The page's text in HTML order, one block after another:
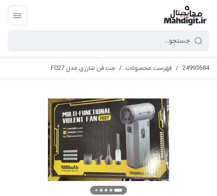
24993684
/ فهرست محصولات / جت فن شارژی مدل F027